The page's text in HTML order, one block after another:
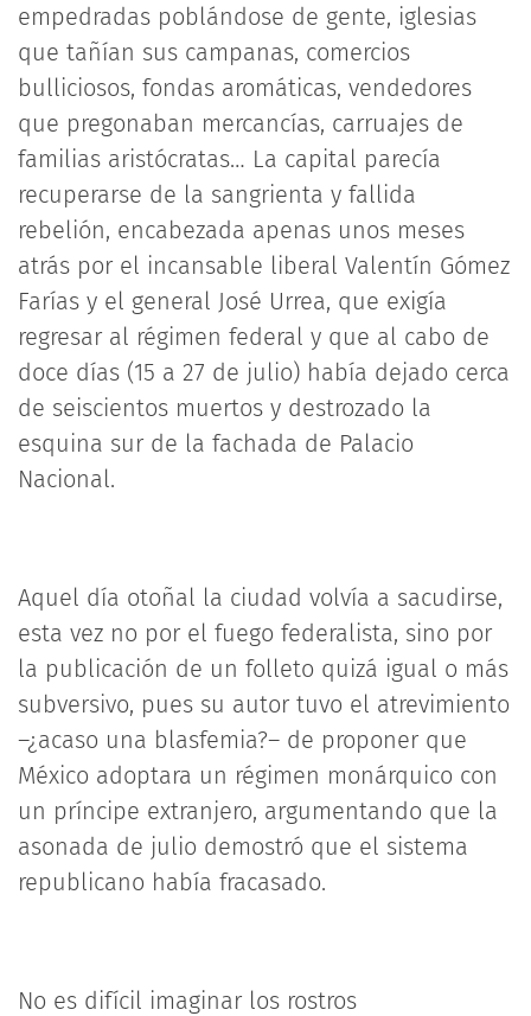
empedradas poblándose de gente, iglesias
que tañían sus campanas, comercios
bulliciosos, fondas aromáticas, vendedores
que pregonaban mercancías, carruajes de
familias aristócratas… La capital parecía
recuperarse de la sangrienta y fallida
rebelión, encabezada apenas unos meses
atrás por el incansable liberal Valentín Gómez
Farías y el general José Urrea, que exigía
regresar al régimen federal y que al cabo de
doce días (15 a 27 de julio) había dejado cerca
de seiscientos muertos y destrozado la
esquina sur de la fachada de Palacio
Nacional.
Aquel día otoñal la ciudad volvía a sacudirse,
esta vez no por el fuego federalista, sino por
la publicación de un folleto quizá igual o más
subversivo, pues su autor tuvo el atrevimiento
–¿acaso una blasfemia?– de proponer que
México adoptara un régimen monárquico con
un príncipe extranjero, argumentando que la
asonada de julio demostró que el sistema
republicano había fracasado.
No es difícil imaginar los rostros